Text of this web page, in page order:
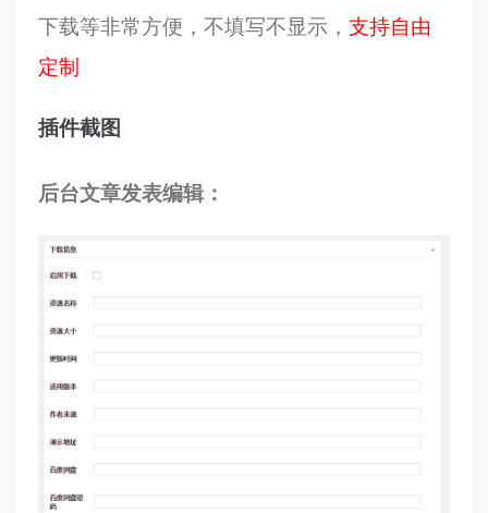
下载等非常方便，不填写不显示， 支持自由
定制
插件截图
后台文章发表编辑：